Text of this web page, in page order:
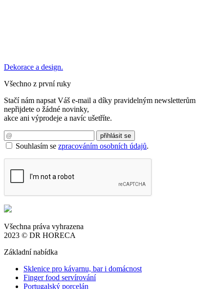
Dekorace a design.
Všechno z první ruky
Stačí nám napsat Váš e-mail a díky pravidelným newsletterům
nepřijdete o žádné novinky,
akce ani výprodeje a navíc ušetříte.
Souhlasím se zpracováním osobních údajů.
Všechna práva vyhrazena
2023 © DR HORECA
Základní nabídka
Sklenice pro kávarnu, bar i domácnost
Finger food servírování
Portugalský porcelán